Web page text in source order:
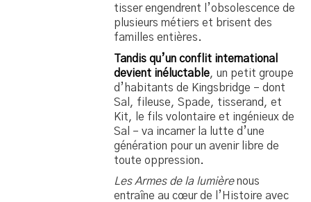
tisser engendrent l’obsolescence de
plusieurs métiers et brisent des
familles entières.
Tandis qu’un conflit international
devient inéluctable, un petit groupe
d’habitants de Kingsbridge – dont
Sal, fileuse, Spade, tisserand, et
Kit, le fils volontaire et ingénieux de
Sal – va incarner la lutte d’une
génération pour un avenir libre de
toute oppression.
Les Armes de la lumièrenous
entraîne au cœur de l’Histoire avec